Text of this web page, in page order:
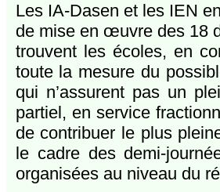
Les IA-Dasen et les IEN
de mise en œuvre des 18
trouvent les écoles, en
toute la mesure du
qui n’assurent pas un
partiel, en service
de contribuer le plus
le cadre des demi-
organisées au niveau du